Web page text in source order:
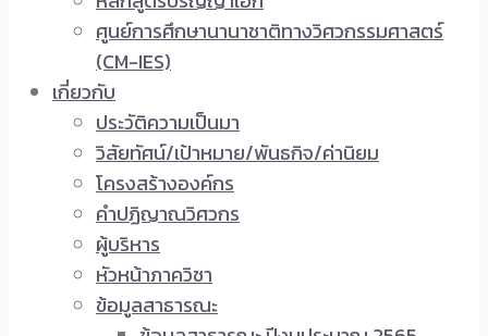
ศูนย์การศึกษานานาชาติทางวิศวกรรมศาสตร์
(CM-IES)
เกี่ยวกับ
ประวัติความเป็นมา
วิสัยทัศน์/เป้าหมาย/พันธกิจ/ค่านิยม
โครงสร้างองค์กร
คำปฏิญาณวิศวกร
ผู้บริหาร
หัวหน้าภาควิชา
ข้อมูลสาธารณะ